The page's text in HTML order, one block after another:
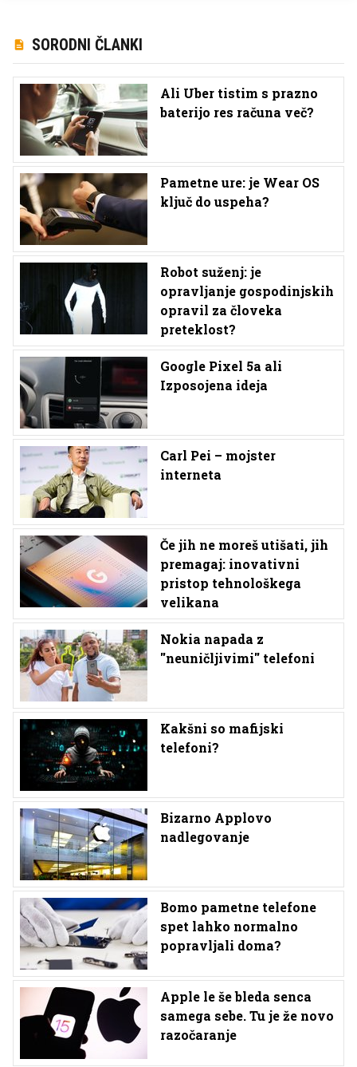
SORODNI ČLANKI
Ali Uber tistim s prazno
baterijo res računa več?
Pametne ure: je Wear OS
ključ do uspeha?
Robot suženj: je
opravljanje gospodinjskih
opravil za človeka
preteklost?
Google Pixel 5a ali
Izposojena ideja
Carl Pei – mojster
interneta
Če jih ne moreš utišati, jih
premagaj: inovativni
pristop tehnološkega
velikana
Nokia napada z
''neuničljivimi'' telefoni
Kakšni so mafijski
telefoni?
Bizarno Applovo
nadlegovanje
Bomo pametne telefone
spet lahko normalno
popravljali doma?
Apple le še bleda senca
samega sebe. Tu je že novo
razočaranje